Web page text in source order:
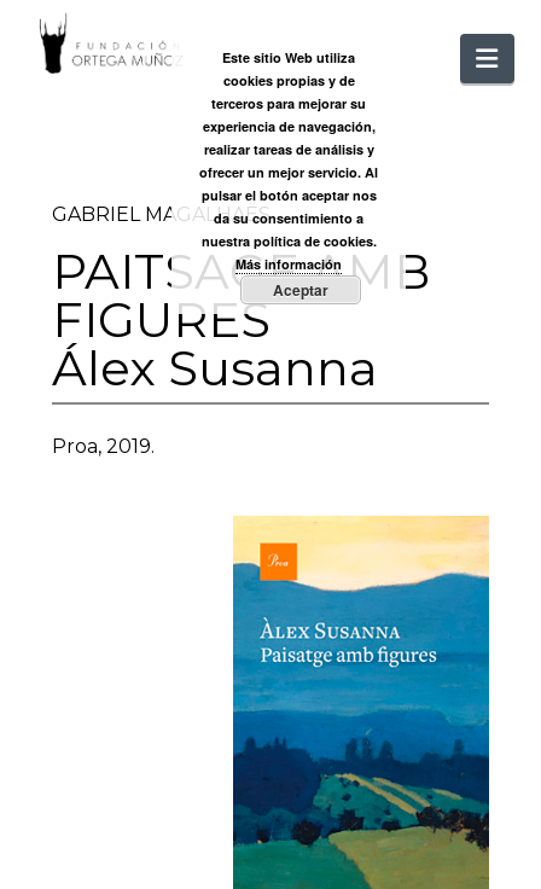
ORTEGA
MUÑOZ
GABRIEL MAGALHAËS
PAITSAGE AMB
FIGURES
Álex Susanna
Proa, 2019.
Este sitio Web utiliza
cookies propias y de
terceros para mejorar su
experiencia de navegación,
realizar tareas de análisis y
ofrecer un mejor servicio. Al
pulsar el botón aceptar nos
da su consentimiento a
nuestra política de cookies.
Más información
Aceptar